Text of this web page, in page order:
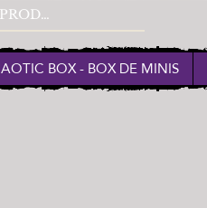
BOX - BOX DE MINIS